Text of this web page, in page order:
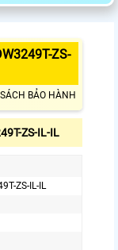
ZS-
BẢO HÀNH
ZS-IL-IL
ZS-IL-IL